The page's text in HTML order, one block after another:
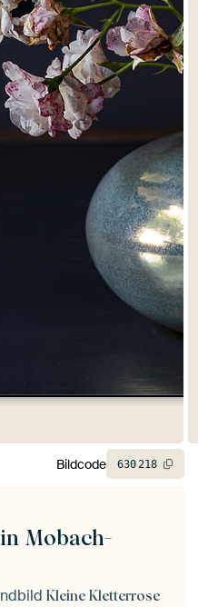
Mobach-
Kleine Kletterrose
Bildcode 630218